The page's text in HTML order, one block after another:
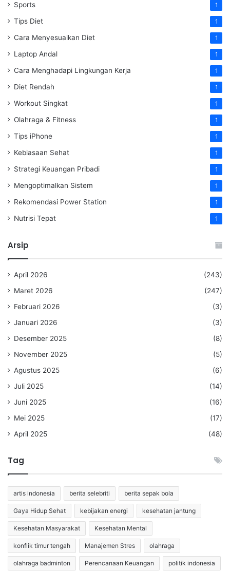
Sports 1
Tips Diet 1
Cara Menyesuaikan Diet 1
Laptop Andal 1
Cara Menghadapi Lingkungan Kerja 1
Diet Rendah 1
Workout Singkat 1
Olahraga & Fitness 1
Tips iPhone 1
Kebiasaan Sehat 1
Strategi Keuangan Pribadi 1
Mengoptimalkan Sistem 1
Rekomendasi Power Station 1
Nutrisi Tepat 1
Arsip
April 2026
(243)
Maret 2026
(247)
Februari 2026
(3)
Januari 2026
(3)
Desember 2025
(8)
November 2025
(5)
Agustus 2025
(6)
Juli 2025
(14)
Juni 2025
(16)
Mei 2025
(17)
April 2025
(48)
Tag
artis indonesia berita selebriti berita sepak bola
Gaya Hidup Sehat kebijakan energi kesehatan jantung
Kesehatan Masyarakat Kesehatan Mental
konflik timur tengah Manajemen Stres olahraga
olahraga badminton Perencanaan Keuangan politik indonesia